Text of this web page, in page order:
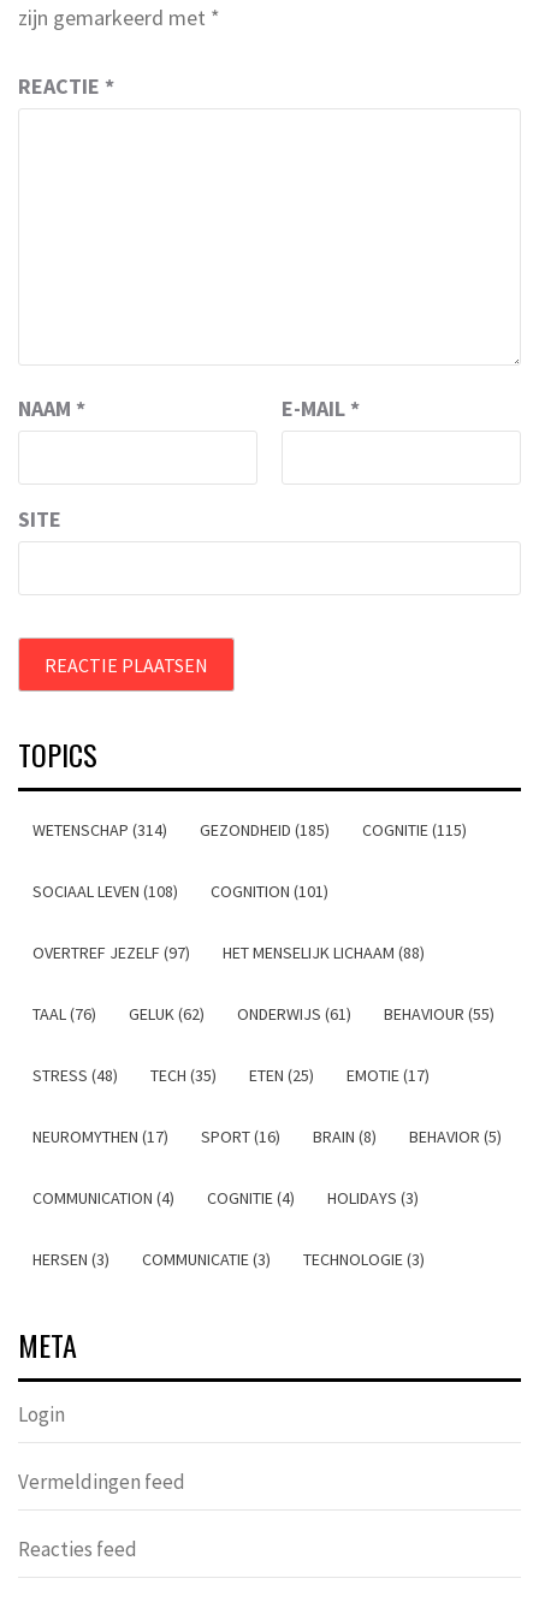
zijn gemarkeerd met *
REACTIE *
NAAM * E-MAIL *
SITE
TOPICS
WETENSCHAP (314) GEZONDHEID (185) COGNITIE (115)
SOCIAAL LEVEN (108) COGNITION (101)
OVERTREF JEZELF (97) HET MENSELIJK LICHAAM (88)
TAAL (76) GELUK (62) ONDERWIJS (61) BEHAVIOUR (55)
STRESS (48) TECH (35) ETEN (25) EMOTIE (17)
NEUROMYTHEN (17) SPORT (16) BRAIN (8) BEHAVIOR (5)
COMMUNICATION (4) COGNITIE (4) HOLIDAYS (3)
HERSEN (3) COMMUNICATIE (3) TECHNOLOGIE (3)
META
Login
Vermeldingen feed
Reacties feed